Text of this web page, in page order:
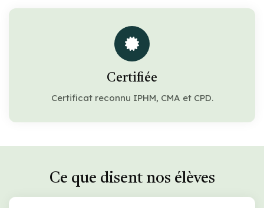
Certifiée
Certificat reconnu IPHM, CMA et CPD.
Ce que disent nos élèves